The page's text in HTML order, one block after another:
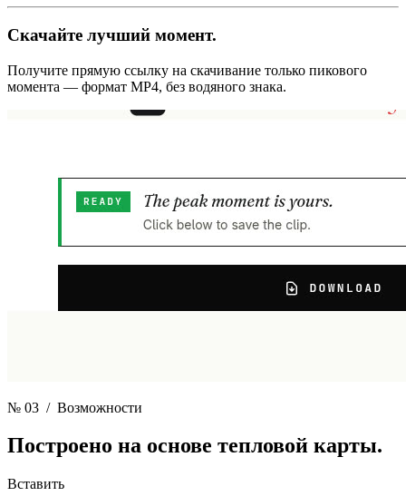
Скачайте лучший момент.
Получите прямую ссылку на скачивание только пикового
момента — формат MP4, без водяного знака.
№ 03 / Возможности
Построено на основе тепловой карты.
Вставить